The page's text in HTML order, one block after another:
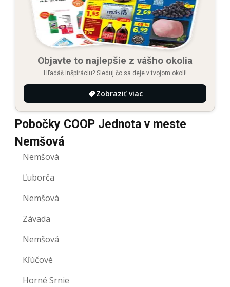
Objavte to najlepšie z vášho okolia
Hľadáš inšpiráciu? Sleduj čo sa deje v tvojom okolí!
Zobraziť viac
Pobočky COOP Jednota v meste
Nemšová
Nemšová
Ľuborča
Nemšová
Závada
Nemšová
Kľúčové
Horné Srnie